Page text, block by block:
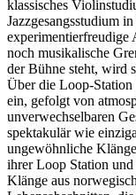
klassisches
Jazzgesangsstudium
experimentierfreudige
noch musikalische
der Bühne steht, wird
Über die Loop-Station
ein, gefolgt von
unverwechselbaren
spektakulär wie
ungewöhnliche
ihrer Loop Station
Klänge aus